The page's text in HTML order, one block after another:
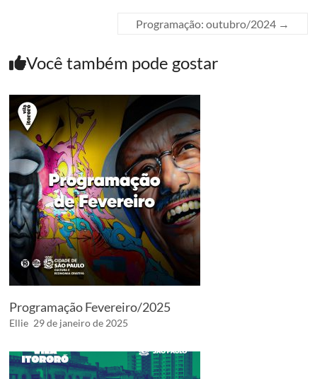
Programação: outubro/2024 →
Você também pode gostar
Programação Fevereiro/2025
Ellie 29 de janeiro de 2025